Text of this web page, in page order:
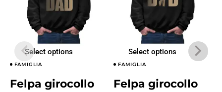
Select options
FAMIGLIA
Felpa girocollo
Select options
FAMIGLIA
Felpa girocollo